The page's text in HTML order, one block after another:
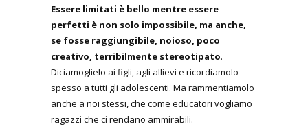
Essere limitati è bello mentre essere
perfetti è non solo impossibile, ma anche,
se fosse raggiungibile, noioso, poco
creativo, terribilmente stereotipato.
Diciamoglielo ai figli, agli allievi e ricordiamolo
spesso a tutti gli adolescenti. Ma rammentiamolo
anche a noi stessi, che come educatori vogliamo
ragazzi che ci rendano ammirabili.